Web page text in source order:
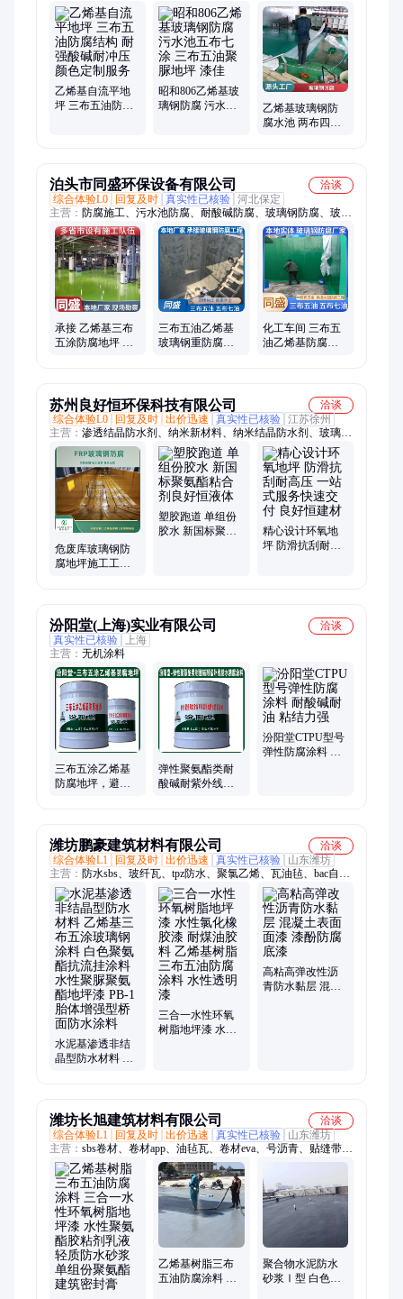
浆地坪、防腐涂料、水泥自流平、环氧自流平
乙烯基自流平地
坪 三布五油防腐
昭和806乙烯基玻
璃钢防腐 污水池
乙烯基玻璃钢防
腐水池 两布四涂
泊头市同盛环保设备有限公司
洽谈
综合体验L0
回复及时 真实性已核验 河北保定
主营： 防腐施工、污水池防腐、耐酸碱防腐、玻璃钢防腐、玻璃
钢防腐施工、花岗岩防腐施工、三布五油防腐、三布五油玻璃钢
防腐、五布七油玻璃钢防腐、防腐施工队、耐酸砖施工
承接 乙烯基三布
五涂防腐地坪 综
三布五油乙烯基
玻璃钢重防腐地
化工车间 三布五
油乙烯基防腐地
苏州良好恒环保科技有限公司
洽谈
综合体验L0
回复及时 出价迅速 真实性已核验 江苏徐州
主营： 渗透结晶防水剂、纳米新材料、纳米结晶防水剂、玻璃钢
防腐、渗透乳液
危废库玻璃钢防
腐地坪施工工艺
塑胶跑道 单组份
胶水 新国标聚氨
精心设计环氧地
坪 防滑抗刮耐高
汾阳堂(上海)实业有限公司
洽谈
真实性已核验
上海
主营： 无机涂料
三布五涂乙烯基
防腐地坪，避免
弹性聚氨酯类耐
酸碱耐紫外线防
汾阳堂CTPU型号
弹性防腐涂料 耐
潍坊鹏豪建筑材料有限公司
洽谈
综合体验L1
回复及时 出价迅速 真实性已核验
山东潍坊
主营： 防水sbs、玻纤瓦、tpz防水、聚氯乙烯、瓦油毡、bac自
粘、卷材sam、eva防水、彩钢瓦、卷材tpo、k11防水、高分子、
pvc防水、沥青瓦、eva自粘、pet自粘、hdpe防水、fyt1防水、tpob
防水、卷材包工、水泥路面、彩油毡瓦、水卷卷材、聚酯复合、
反应粘结
水泥基渗透非结
晶型防水材料 乙
水性聚脲聚氨酯
地坪漆 PB-1胎体
增强型桥面防水
涂料
三合一水性环氧
树脂地坪漆 水性
高粘高弹改性沥
青防水黏层 混凝
潍坊长旭建筑材料有限公司
洽谈
综合体验L1
回复及时 出价迅速 真实性已核验
山东潍坊
主营： sbs卷材、卷材app、油毡瓦、卷材eva、号沥青、贴缝带、
外墙面、pvc自黏、聚氨酯、pvc防水、10#沥青、防水sbs、彩钢
顶、玻纤瓦、抗裂贴、沥青瓦、沙皮瓦、eva防水、tss防水、
hdpe防水、卷材p类、卷材l类、isbs防水、卷材sbpe、pe膜防水
乙烯基树脂三布
五油防腐涂料 改
聚合物水泥防水
砂浆Ⅰ型 白色防